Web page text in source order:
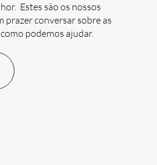
Estes são os nossos
prazer conversar sobre as
podemos ajudar.